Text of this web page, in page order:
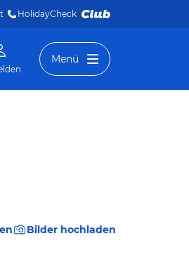
HolidayCheck
Menü
Bilder hochladen